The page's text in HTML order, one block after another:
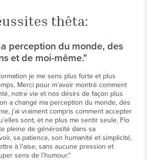
thêta:
perception du monde, des
et de moi-même."
je me sens plus forte et plus
Merci pour m’avoir montré comment
notre vie et nos désirs de façon plus
a changé ma perception du monde, des
j’ai vraiment compris comment accepter
sont, et ne plus me sentir seule. Flo
pleine de générosité dans sa
sa patience, son humanité et simplicité,
à l’aise, sans aucune pression et
sens de l’humour."